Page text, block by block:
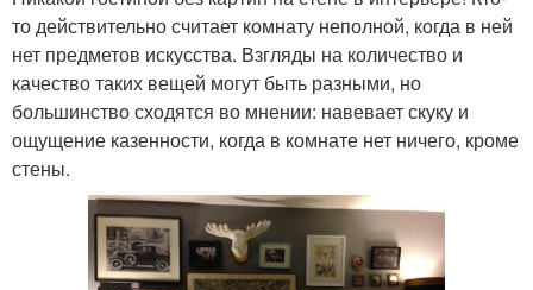
то действительно считает комнату неполной, когда в ней
нет предметов искусства. Взгляды на количество и
качество таких вещей могут быть разными, но
большинство сходятся во мнении: навевает скуку и
ощущение казенности, когда в комнате нет ничего, кроме
стены.